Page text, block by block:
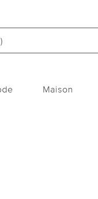
Maison